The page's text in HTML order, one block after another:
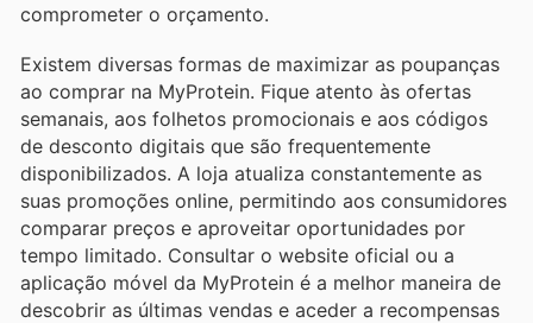
comprometer o orçamento.
Existem diversas formas de maximizar as poupanças
ao comprar na MyProtein. Fique atento às ofertas
semanais, aos folhetos promocionais e aos códigos
de desconto digitais que são frequentemente
disponibilizados. A loja atualiza constantemente as
suas promoções online, permitindo aos consumidores
comparar preços e aproveitar oportunidades por
tempo limitado. Consultar o website oficial ou a
aplicação móvel da MyProtein é a melhor maneira de
descobrir as últimas vendas e aceder a recompensas